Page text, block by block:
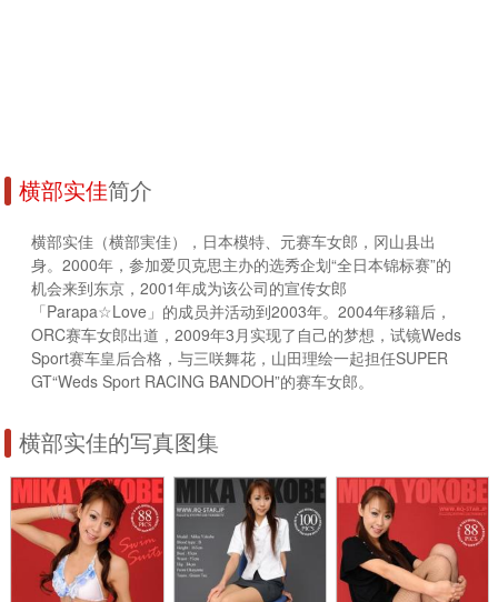
横部实佳简介
横部实佳（横部実佳），日本模特、元赛车女郎，冈山县出
身。2000年，参加爱贝克思主办的选秀企划“全日本锦标赛”的
机会来到东京，2001年成为该公司的宣传女郎
「Parapa☆Love」的成员并活动到2003年。2004年移籍后，
ORC赛车女郎出道，2009年3月实现了自己的梦想，试镜Weds
Sport赛车皇后合格，与三咲舞花，山田理绘一起担任SUPER
GT“Weds Sport RACING BANDOH”的赛车女郎。
横部实佳的写真图集